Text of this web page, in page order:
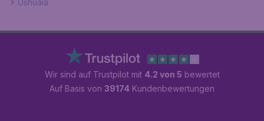
Ushuaia
Wir sind auf Trustpilot mit 4.2 von 5 bewertet
Auf Basis von 39174 Kundenbewertungen